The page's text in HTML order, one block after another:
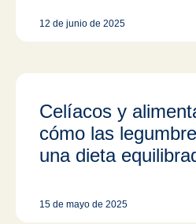
12 de junio de 2025
Celíacos y
cómo las
una dieta
15 de mayo de 2025